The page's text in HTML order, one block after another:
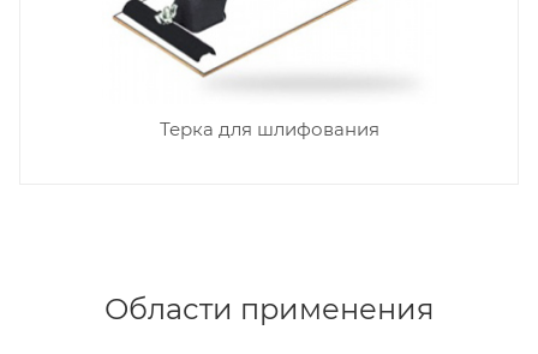
Терка для шлифования
Области применения